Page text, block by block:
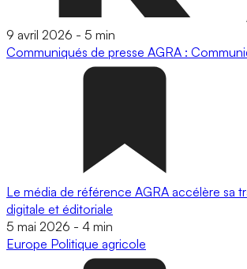
9 avril 2026 - 5 min
Communiqués de presse AGRA :
Le média de référence AGRA accélère sa
digitale et éditoriale
5 mai 2026 - 4 min
Europe Politique agricole